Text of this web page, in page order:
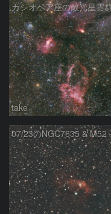
カシオペア座の散光星雲
take
07/23のNGC7635 & M52